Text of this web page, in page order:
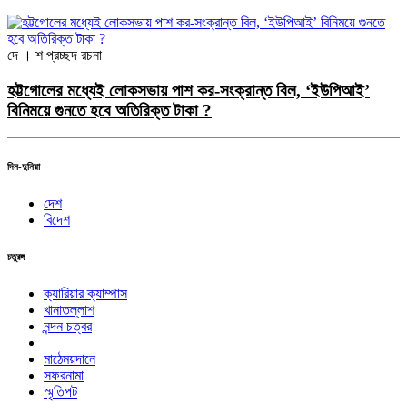
দে । শ প্রচ্ছদ রচনা
হট্টগোলের মধ্যেই লোকসভায় পাশ কর-সংক্রান্ত বিল, ‘ইউপিআই’
বিনিময়ে গুনতে হবে অতিরিক্ত টাকা ?
দিন-দুনিয়া
দেশ
বিদেশ
চতুরঙ্গ
ক্যারিয়ার ক্যাম্পাস
খানাতল্লাশ
নন্দন চত্বর
মাঠেময়দানে
সফরনামা
স্মৃতিপট